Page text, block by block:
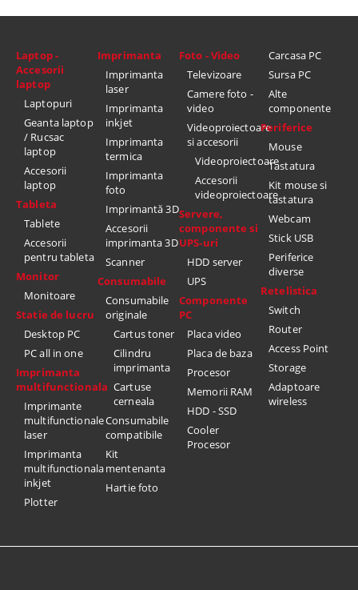
Laptop -
Accesorii
laptop
Laptopuri
Geanta laptop
/ Rucsac
laptop
Accesorii
laptop
Tableta
Tablete
Accesorii
pentru tableta
Monitor
Monitoare
Statie de lucru
Desktop PC
PC all in one
Imprimanta
multifunctionala
Imprimante
multifunctionale
laser
Imprimanta
multifunctionala
inkjet
Plotter
Imprimanta
Imprimanta
laser
Imprimanta
inkjet
Imprimanta
termica
Imprimanta
foto
Imprimantă 3D
Accesorii
imprimanta 3D
Scanner
Consumabile
Consumabile
originale
Cartus toner
Cilindru
imprimanta
Cartuse
cerneala
Consumabile
compatibile
Kit
mentenanta
Hartie foto
Foto - Video
Televizoare
Camere foto -
video
Videoproiectoare
si accesorii
Videoproiectoare
Accesorii
videoproiectoare
Servere,
componente si
UPS-uri
HDD server
UPS
Componente
PC
Placa video
Placa de baza
Procesor
Memorii RAM
HDD - SSD
Cooler
Procesor
Carcasa PC
Sursa PC
Alte
componente
Periferice
Mouse
Tastatura
Kit mouse si
tastatura
Webcam
Stick USB
Periferice
diverse
Retelistica
Switch
Router
Access Point
Storage
Adaptoare
wireless